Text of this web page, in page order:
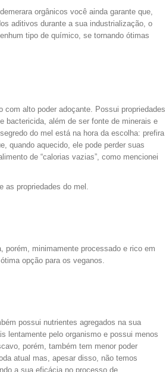
orgânicos você ainda garante que,
aditivos durante a sua industrialização, o
tipo de químico, se tornando ótimas
com alto poder adoçante. Possui propriedades
bactericida, além de ser fonte de minerais e
do mel está na hora da escolha: prefira
quando aquecido, ele pode perder suas
de “calorias vazias”, como mencionei
as propriedades do mel.
porém, minimamente processado e rico em
opção para os veganos.
possui nutrientes agregados na sua
lentamente pelo organismo e possui menos
porém, também tem menor poder
atual mas, apesar disso, não temos
a sua eficácia no processo de